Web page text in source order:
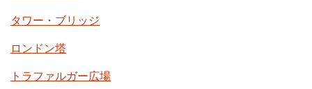
タワー・ブリッジ
ロンドン塔
トラファルガー広場